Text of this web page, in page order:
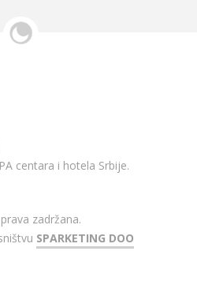
centara i hotela Srbije.
zadržana.
SPARKETING DOO